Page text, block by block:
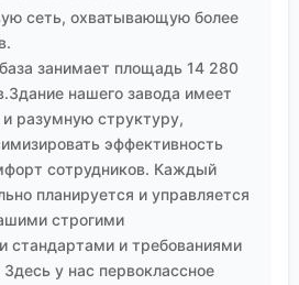
у меня всегда
каком положении?'. И этот
а профессиональная
годами практики и
уроками, которые
раз. В мире современных
не бывает, и нумерация
— это как раз одна из таких
сеть, охватывающую более
занимает площадь 14 280
нашего завода имеет
разумную структуру,
эффективность
сотрудников. Каждый
планируется и управляется
строгими
стандартами и требованиями
у нас первоклассное